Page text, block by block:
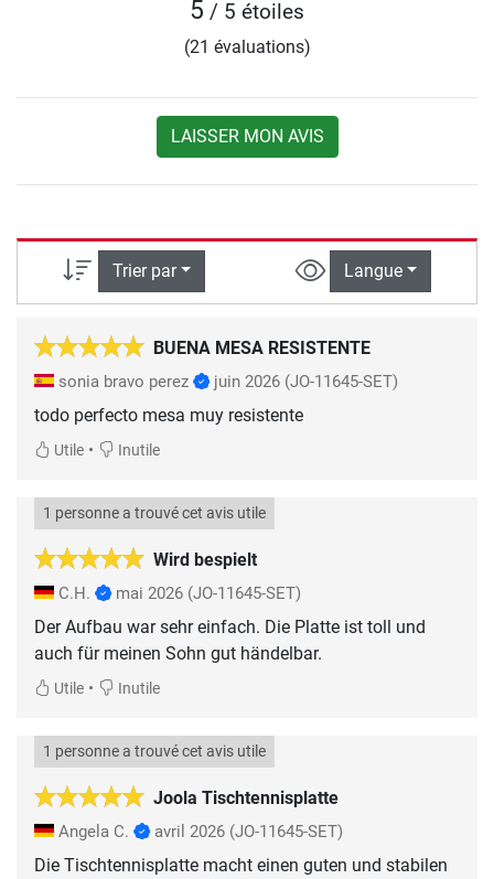
5 / 5 étoiles
(21 évaluations)
LAISSER MON AVIS
Trier par Langue
BUENA MESA RESISTENTE
sonia bravo perez juin 2026 (JO-11645-SET)
todo perfecto mesa muy resistente
Utile • Inutile
Wird bespielt
1 personne a trouvé cet avis utile
C.H. mai 2026 (JO-11645-SET)
Der Aufbau war sehr einfach. Die Platte ist toll und
auch für meinen Sohn gut händelbar.
Utile • Inutile
Joola Tischtennisplatte
1 personne a trouvé cet avis utile
Angela C. avril 2026 (JO-11645-SET)
Die Tischtennisplatte macht einen guten und stabilen